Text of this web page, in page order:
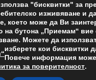
на абсолвентите от ГПФ
"бисквитки" за
изживяване и
което може да Ви
на бутона „Приемам“ вие
Можете да
изберете кои бисквитки
Повече информация
за поверителност.